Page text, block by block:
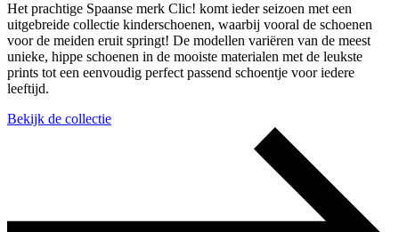
Het prachtige Spaanse merk Clic! komt ieder seizoen met een
uitgebreide collectie kinderschoenen, waarbij vooral de schoenen
voor de meiden eruit springt! De modellen variëren van de meest
unieke, hippe schoenen in de mooiste materialen met de leukste
prints tot een eenvoudig perfect passend schoentje voor iedere
leeftijd.
Bekijk de collectie